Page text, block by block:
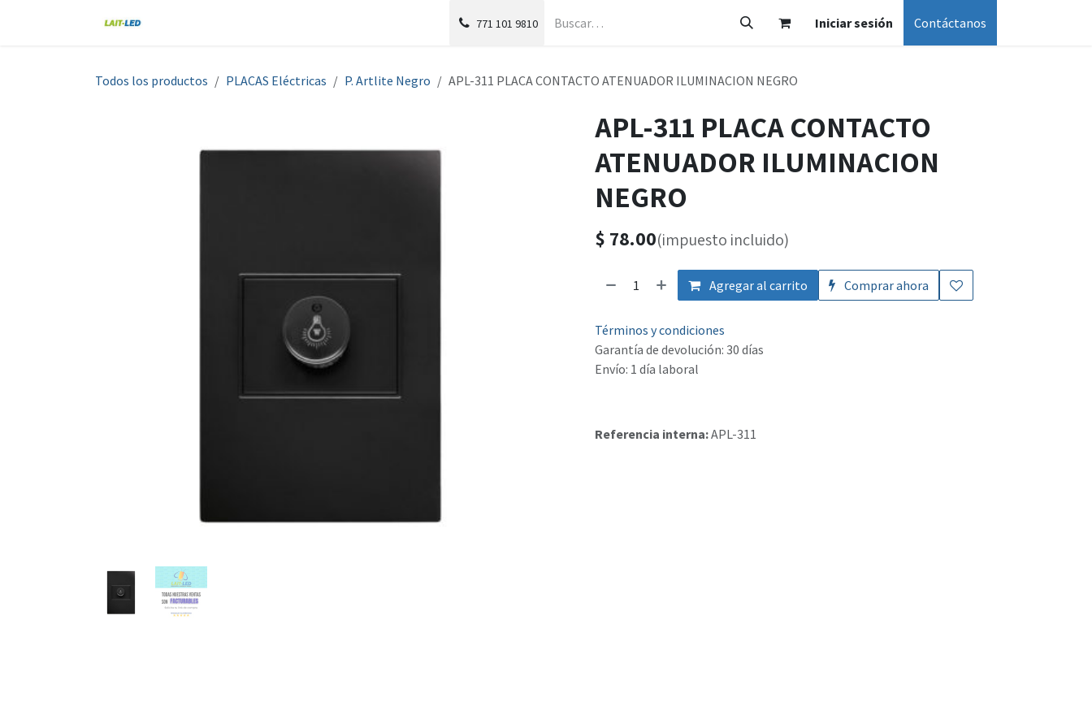
771 101 9810 Iniciar sesión Contáctanos
Todos los productos PLACAS Eléctricas P. Artlite Negro APL-311 PLACA CONTACTO ATENUADOR ILUMINACION NEGRO
APL-311 PLACA CONTACTO
ATENUADOR ILUMINACION
NEGRO
$ 78.00(impuesto incluido)
Agregar al carrito Comprar ahora
Términos y condiciones
Garantía de devolución: 30 días
Envío: 1 día laboral
Referencia interna:APL-311